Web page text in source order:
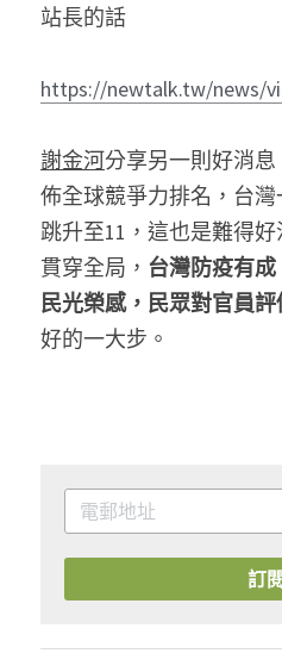
站長的話
https://newtalk.tw/news/
謝金河分享另一則好消
佈全球競爭力排名，台
跳升至11，這也是難得
貫穿全局， 台灣防疫有
民光榮感，民眾對官員
好的一大步。
訂閱